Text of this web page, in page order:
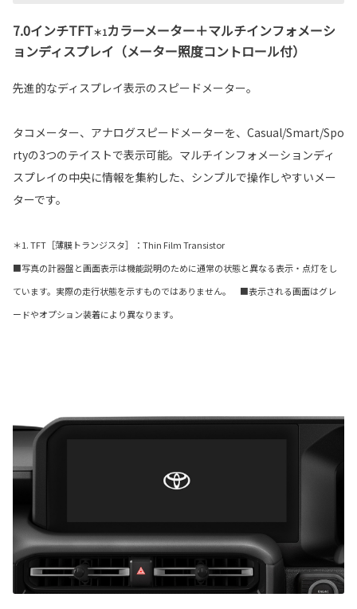
7.0インチTFT＊1カラーメーター＋マルチインフォメーシ
ョンディスプレイ（メーター照度コントロール付）
先進的なディスプレイ表示のスピードメーター。
タコメーター、アナログスピードメーターを、Casual/Smart/Spo
rtyの3つのテイストで表示可能。マルチインフォメーションディ
スプレイの中央に情報を集約した、シンプルで操作しやすいメー
ターです。
＊1. TFT［薄膜トランジスタ］：Thin Film Transistor
■写真の計器盤と画面表示は機能説明のために通常の状態と異なる表示・点灯をし
ています。実際の走行状態を示すものではありません。 ■表示される画面はグレ
ードやオプション装着により異なります。